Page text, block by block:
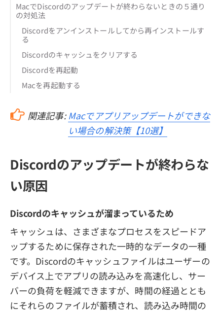
MacでDiscordのアップデートが終わらないときの５通り
の対処法
Discordをアンインストールしてから再インストールす
る
Discordのキャッシュをクリアする
Discordを再起動
Macを再起動する
関連記事: Macでアプリアップデートができな
い場合の解決策【10選】
Discordのアップデートが終わらな
い原因
Discordのキャッシュが溜まっているため
キャッシュは、さまざまなプロセスをスピードア
ップするために保存された一時的なデータの一種
です。Discordのキャッシュファイルはユーザーの
デバイス上でアプリの読み込みを高速化し、サー
バーの負荷を軽減できますが、時間の経過ととも
にそれらのファイルが蓄積され、読み込み時間の